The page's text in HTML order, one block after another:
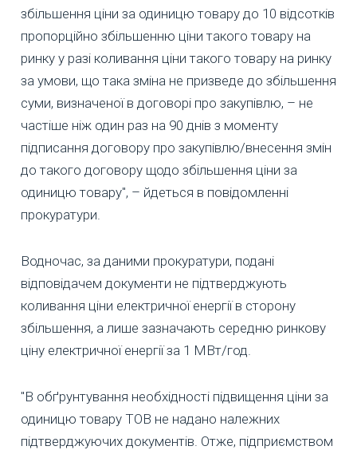
збільшення ціни за одиницю товару до 10 відсотків
пропорційно збільшенню ціни такого товару на
ринку у разі коливання ціни такого товару на ринку
за умови, що така зміна не призведе до збільшення
суми, визначеної в договорі про закупівлю, – не
частіше ніж один раз на 90 днів з моменту
підписання договору про закупівлю/внесення змін
до такого договору щодо збільшення ціни за
одиницю товару", – йдеться в повідомленні
прокуратури.
Водночас, за даними прокуратури, подані
відповідачем документи не підтверджують
коливання ціни електричної енергії в сторону
збільшення, а лише зазначають середню ринкову
ціну електричної енергії за 1 МВт/год.
"В обґрунтування необхідності підвищення ціни за
одиницю товару ТОВ не надано належних
підтверджуючих документів. Отже, підприємством